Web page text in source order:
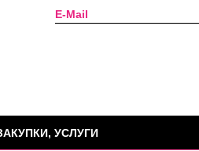
E-Mail
УСЛУГИ